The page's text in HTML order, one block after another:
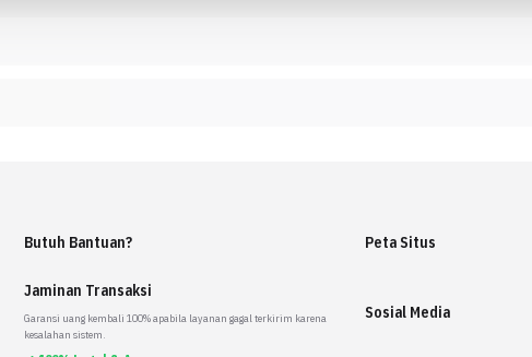
Butuh Bantuan?
Jaminan Transaksi
Garansi uang kembali 100% apabila layanan gagal terkirim karena
kesalahan sistem.
Peta Situs
Sosial Media